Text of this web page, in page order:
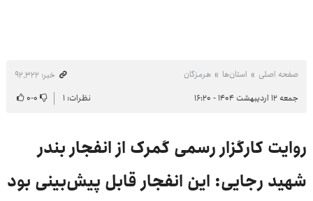
صفحه اصلی استان‌ها هرمزگان
خبر: ۹۲٬۳۲۲
جمعه ۱۲ اردیبهشت ۱۴۰۴ - ۱۶:۲۰
نظرات: ۱ ۰-۰
روایت کارگزار رسمی گمرک از انفجار بندر
شهید رجایی: این انفجار قابل پیش‌بینی بود